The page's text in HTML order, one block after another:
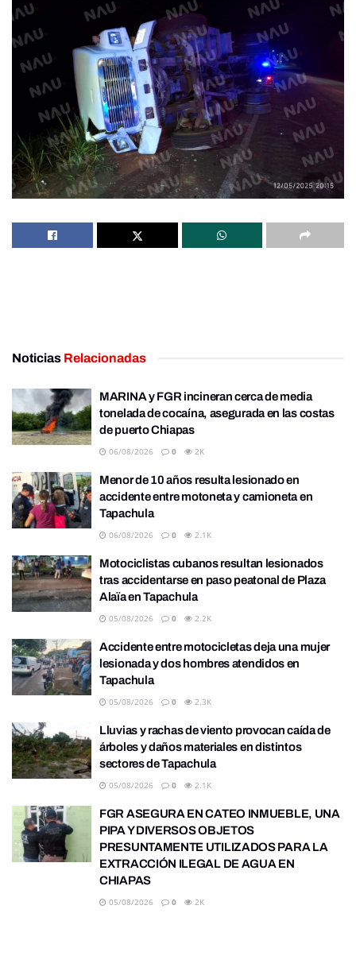
Noticias Relacionadas
MARINA y FGR incineran cerca de media
tonelada de cocaína, asegurada en las costas
de puerto Chiapas
06/08/2026 0 2K
Menor de 10 años resulta lesionado en
accidente entre motoneta y camioneta en
Tapachula
06/08/2026 0 2.1K
Motociclistas cubanos resultan lesionados
tras accidentarse en paso peatonal de Plaza
Alaïa en Tapachula
05/08/2026 0 2.2K
Accidente entre motocicletas deja una mujer
lesionada y dos hombres atendidos en
Tapachula
05/08/2026 0 2.3K
Lluvias y rachas de viento provocan caída de
árboles y daños materiales en distintos
sectores de Tapachula
05/08/2026 0 2.1K
FGR ASEGURA EN CATEO INMUEBLE, UNA
PIPA Y DIVERSOS OBJETOS
PRESUNTAMENTE UTILIZADOS PARA LA
EXTRACCIÓN ILEGAL DE AGUA EN
CHIAPAS
05/08/2026 0 2K